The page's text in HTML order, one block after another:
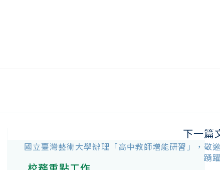
下一篇
國立臺灣藝術大學辦理「高中教師增能研習」，敬
踴